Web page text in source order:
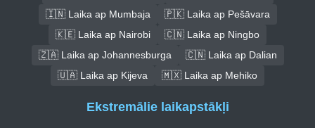
🇮🇳 Laika ap Mumbaja
🇵🇰 Laika ap Pešāvara
🇰🇪 Laika ap Nairobi
🇨🇳 Laika ap Ningbo
🇿🇦 Laika ap Johannesburga
🇨🇳 Laika ap Dalian
🇺🇦 Laika ap Kijeva
🇲🇽 Laika ap Mehiko
Ekstremālie laikapstākļi